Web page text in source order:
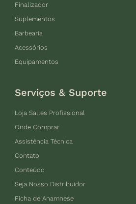
Finalizador
Suplementos
Barbearia
Acessórios
Equipamentos
Serviços & Suporte
Loja Salles Profissional
Onde Comprar
Assistência Técnica
Contato
Conteúdo
Seja Nosso Distribuidor
Ficha de Anamnese